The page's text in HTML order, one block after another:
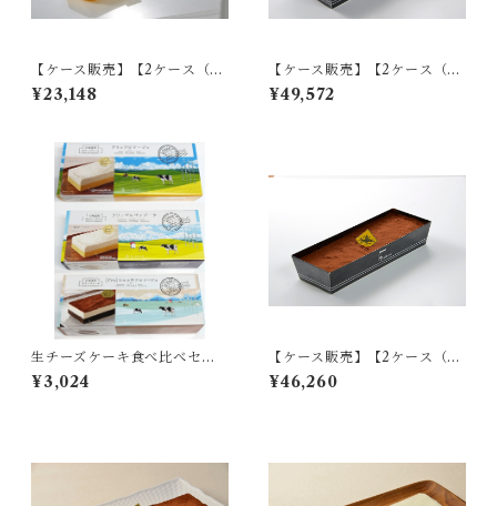
【ケース販売】【2ケース（計
36個入り）】バニラカタラー
ナ＆プリン
¥23,148
【ケース販売】【2ケース（計
36個入り）】いちごのフロマ
ージュ premium
¥49,572
生チーズケーキ食べ比べセッ
ト
¥3,024
【ケース販売】【2ケース（計
36個入り）】ショコラフロマ
ージュ premium
¥46,260